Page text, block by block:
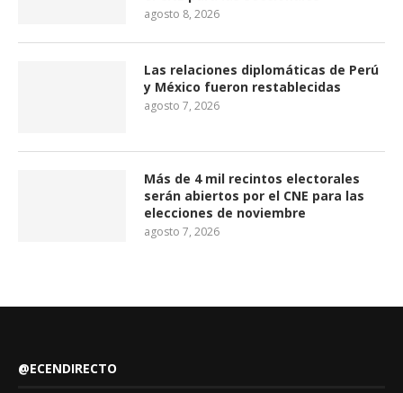
agosto 8, 2026
Las relaciones diplomáticas de Perú
y México fueron restablecidas
agosto 7, 2026
Más de 4 mil recintos electorales
serán abiertos por el CNE para las
elecciones de noviembre
agosto 7, 2026
@ECENDIRECTO